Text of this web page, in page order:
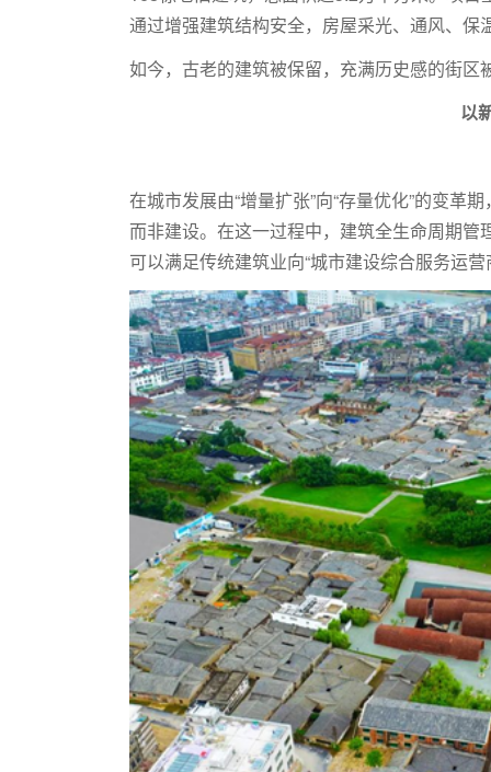
通过增强建筑结构安全，房屋采光、通风、
如今，古老的建筑被保留，充满历史感的街区
以
在城市发展由“增量扩张”向“存量优化”的变革
而非建设。在这一过程中，建筑全生命周期管
可以满足传统建筑业向“城市建设综合服务运营